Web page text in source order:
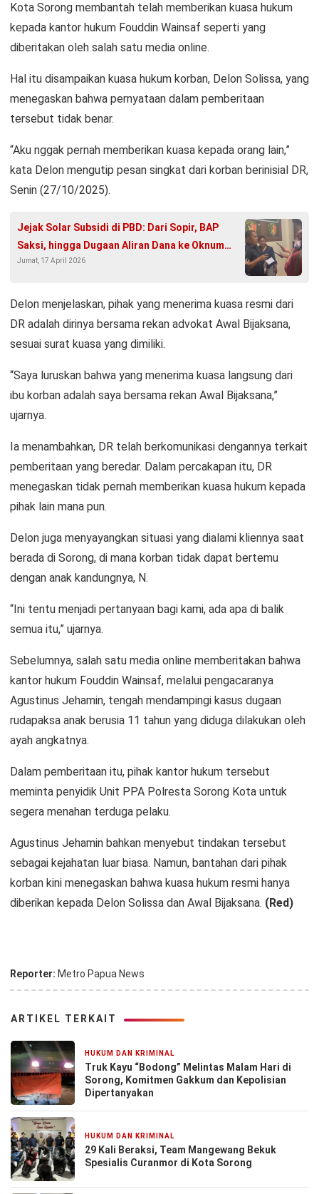
Kota Sorong membantah telah memberikan kuasa hukum
kepada kantor hukum Fouddin Wainsaf seperti yang
diberitakan oleh salah satu media online.
Hal itu disampaikan kuasa hukum korban, Delon Solissa, yang
menegaskan bahwa pernyataan dalam pemberitaan
tersebut tidak benar.
“Aku nggak pernah memberikan kuasa kepada orang lain,”
kata Delon mengutip pesan singkat dari korban berinisial DR,
Senin (27/10/2025).
Jejak Solar Subsidi di PBD: Dari Sopir, BAP
Saksi, hingga Dugaan Aliran Dana ke Oknum
Aparat
Jumat, 17 April 2026
Delon menjelaskan, pihak yang menerima kuasa resmi dari
DR adalah dirinya bersama rekan advokat Awal Bijaksana,
sesuai surat kuasa yang dimiliki.
“Saya luruskan bahwa yang menerima kuasa langsung dari
ibu korban adalah saya bersama rekan Awal Bijaksana,”
ujarnya.
Ia menambahkan, DR telah berkomunikasi dengannya terkait
pemberitaan yang beredar. Dalam percakapan itu, DR
menegaskan tidak pernah memberikan kuasa hukum kepada
pihak lain mana pun.
Delon juga menyayangkan situasi yang dialami kliennya saat
berada di Sorong, di mana korban tidak dapat bertemu
dengan anak kandungnya, N.
“Ini tentu menjadi pertanyaan bagi kami, ada apa di balik
semua itu,” ujarnya.
Sebelumnya, salah satu media online memberitakan bahwa
kantor hukum Fouddin Wainsaf, melalui pengacaranya
Agustinus Jehamin, tengah mendampingi kasus dugaan
rudapaksa anak berusia 11 tahun yang diduga dilakukan oleh
ayah angkatnya.
Dalam pemberitaan itu, pihak kantor hukum tersebut
meminta penyidik Unit PPA Polresta Sorong Kota untuk
segera menahan terduga pelaku.
Agustinus Jehamin bahkan menyebut tindakan tersebut
sebagai kejahatan luar biasa. Namun, bantahan dari pihak
korban kini menegaskan bahwa kuasa hukum resmi hanya
diberikan kepada Delon Solissa dan Awal Bijaksana. (Red)
Reporter: Metro Papua News
ARTIKEL TERKAIT
HUKUM DAN KRIMINAL
Truk Kayu “Bodong” Melintas Malam Hari di
Sorong, Komitmen Gakkum dan Kepolisian
Dipertanyakan
HUKUM DAN KRIMINAL
29 Kali Beraksi, Team Mangewang Bekuk
Spesialis Curanmor di Kota Sorong